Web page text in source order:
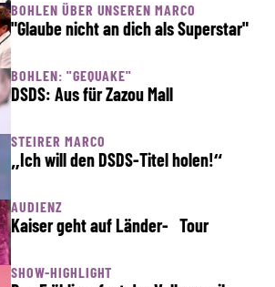
BOHLEN ÜBER UNSEREN MARCO
"Glaube nicht an dich als Superstar"
BOHLEN: "GEQUAKE"
DSDS: Aus für Zazou Mall
STEIRER MARCO
„Ich will den DSDS-Titel holen!“
AUDIENZ
Kaiser geht auf Länder- Tour
SHOW-HIGHLIGHT